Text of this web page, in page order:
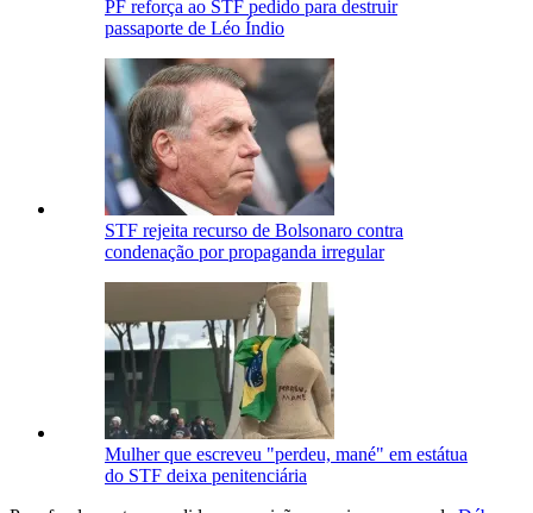
PF reforça ao STF pedido para destruir
passaporte de Léo Índio
STF rejeita recurso de Bolsonaro contra
condenação por propaganda irregular
Mulher que escreveu "perdeu, mané" em estátua
do STF deixa penitenciária